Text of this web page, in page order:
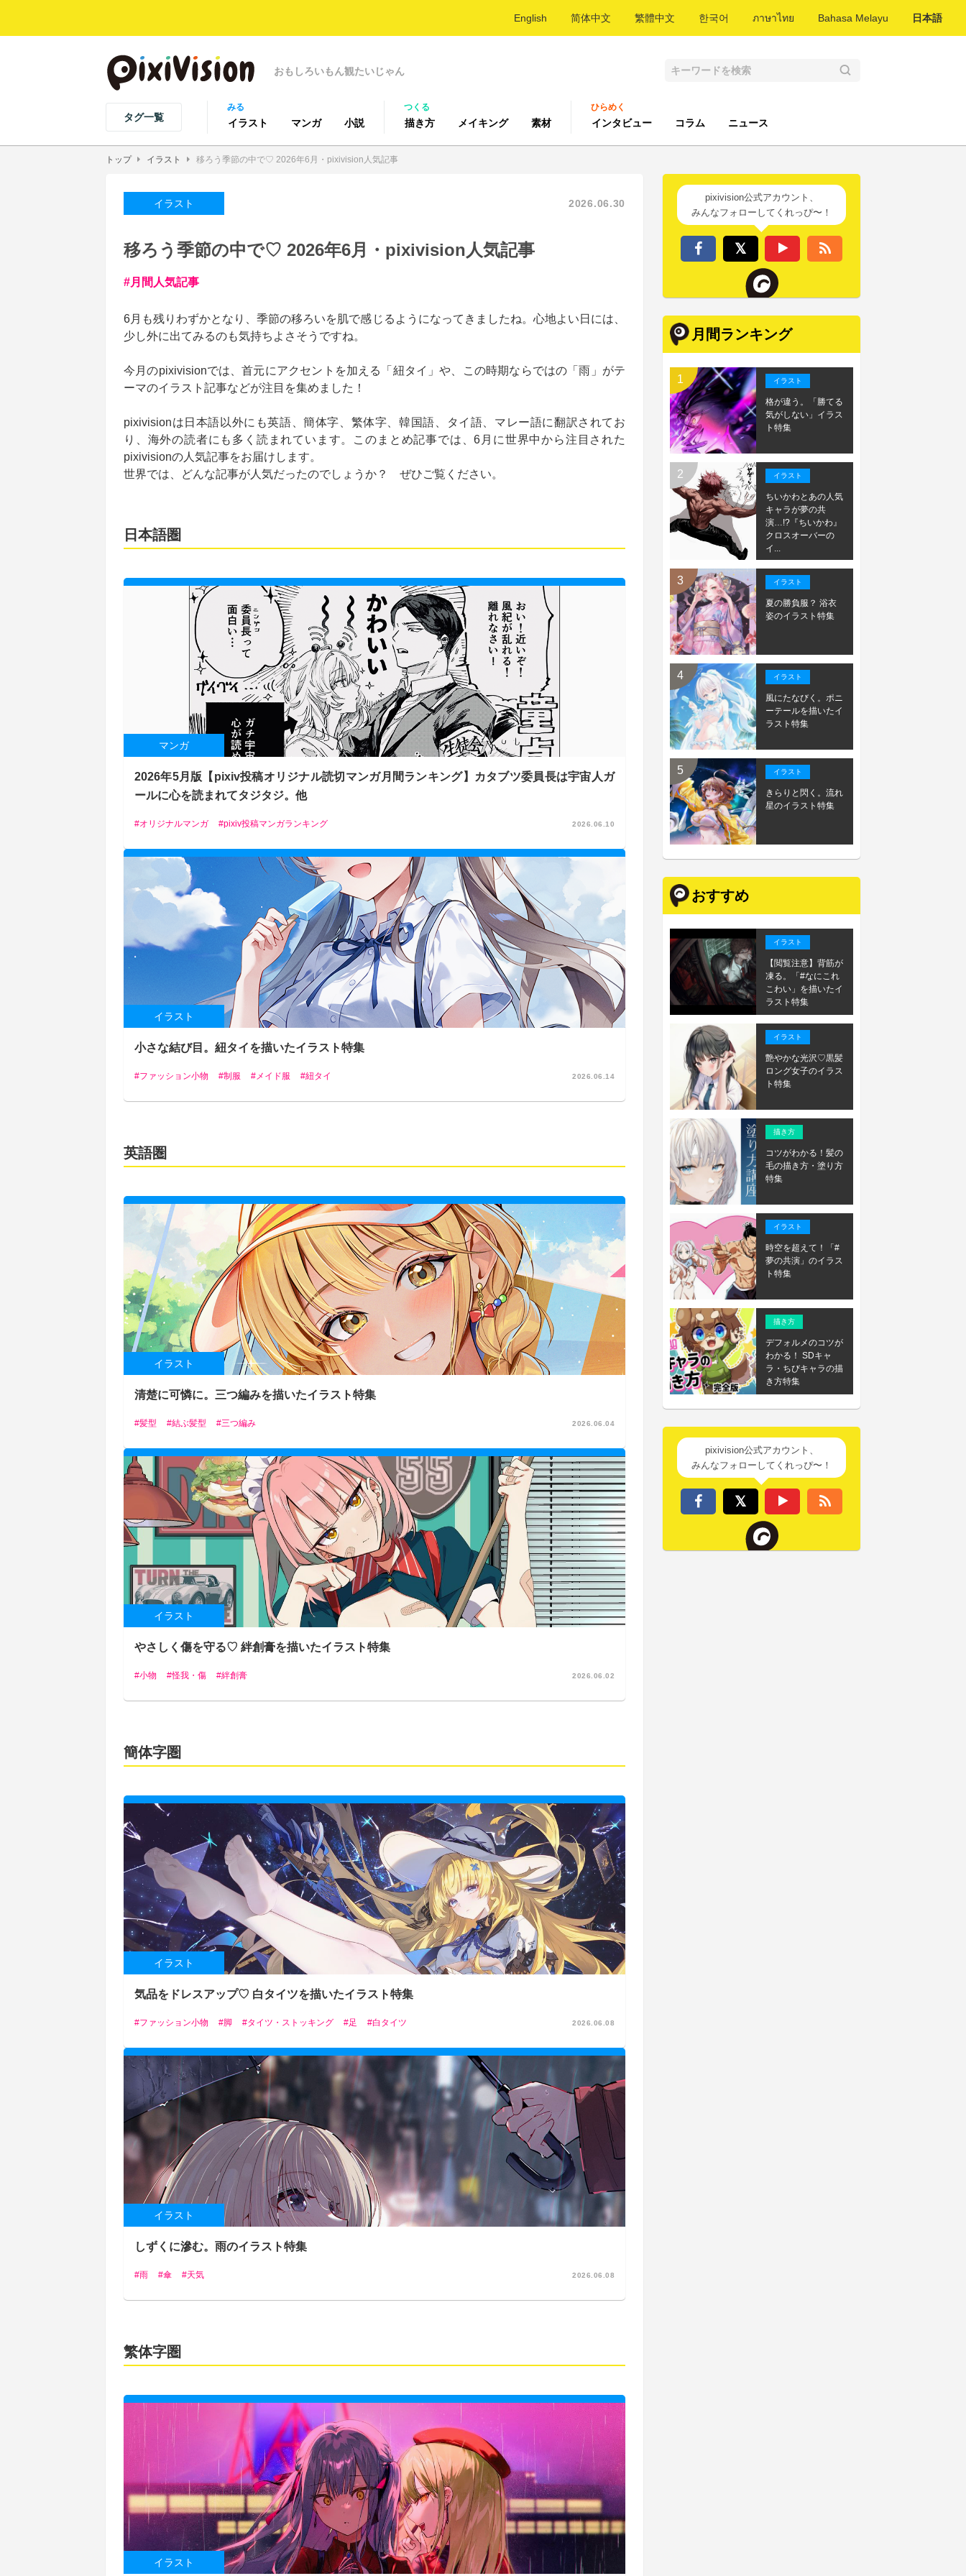
English 简体中文 繁體中文 한국어 ภาษาไทย Bahasa Melayu 日本語
おもしろいもん観たいじゃん
タグ一覧
みる
イラスト マンガ 小説
つくる
描き方 メイキング 素材
ひらめく
インタビュー コラム ニュース
トップ イラスト 移ろう季節の中で♡ 2026年6月・pixivision人気記事
イラスト 2026.06.30
移ろう季節の中で♡ 2026年6月・pixivision人気記事
月間人気記事
6月も残りわずかとなり、季節の移ろいを肌で感じるようになってきましたね。心地よい日には、
少し外に出てみるのも気持ちよさそうですね。
今月のpixivisionでは、首元にアクセントを加える「紐タイ」や、この時期ならではの「雨」がテ
ーマのイラスト記事などが注目を集めました！
pixivisionは日本語以外にも英語、簡体字、繁体字、韓国語、タイ語、マレー語に翻訳されてお
り、海外の読者にも多く読まれています。このまとめ記事では、6月に世界中から注目された
pixivisionの人気記事をお届けします。
世界では、どんな記事が人気だったのでしょうか？ ぜひご覧ください。
日本語圏
マンガ
2026年5月版【pixiv投稿オリジナル読切マンガ月間ランキング】カタブツ委員長は宇宙人ガ
ールに心を読まれてタジタジ。他
オリジナルマンガ pixiv投稿マンガランキング 2026.06.10
イラスト
小さな結び目。紐タイを描いたイラスト特集
ファッション小物 制服 メイド服 紐タイ 2026.06.14
英語圏
イラスト
清楚に可憐に。三つ編みを描いたイラスト特集
髪型 結ぶ髪型 三つ編み 2026.06.04
イラスト
やさしく傷を守る♡ 絆創膏を描いたイラスト特集
小物 怪我・傷 絆創膏 2026.06.02
簡体字圏
イラスト
気品をドレスアップ♡ 白タイツを描いたイラスト特集
ファッション小物 脚 タイツ・ストッキング 足 白タイツ 2026.06.08
イラスト
しずくに滲む。雨のイラスト特集
雨 傘 天気 2026.06.08
繁体字圏
イラスト
pixivision公式アカウント、
みんなフォローしてくれっぴ〜！
月間ランキング
イラスト
格が違う。「勝てる
気がしない」イラス
ト特集
イラスト
ちいかわとあの人気
キャラが夢の共
演…!?『ちいかわ』
クロスオーバーの
イ...
イラスト
夏の勝負服？ 浴衣
姿のイラスト特集
イラスト
風にたなびく。ポニ
ーテールを描いたイ
ラスト特集
イラスト
きらりと閃く。流れ
星のイラスト特集
おすすめ
イラスト
【閲覧注意】背筋が
凍る。「#なにこれ
こわい」を描いたイ
ラスト特集
イラスト
艶やかな光沢♡黒髪
ロング女子のイラス
ト特集
描き方
コツがわかる！髪の
毛の描き方・塗り方
特集
イラスト
時空を超えて！「#
夢の共演」のイラス
ト特集
描き方
デフォルメのコツが
わかる！ SDキャ
ラ・ちびキャラの描
き方特集
pixivision公式アカウント、
みんなフォローしてくれっぴ〜！